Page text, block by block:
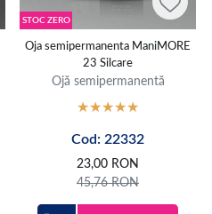
STOC ZERO
Oja semipermanenta ManiMORE
23 Silcare
Ojă semipermanentă
Cod: 22332
23,00 RON
45,76RON